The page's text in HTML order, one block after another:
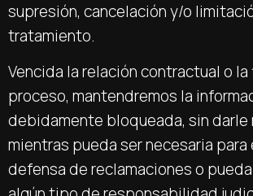
supresión, cancelación y/o
tratamiento.
Vencida la relación contractual o
proceso, mantendremos la
debidamente bloqueada, sin darle
mientras pueda ser necesaria para
defensa de reclamaciones o